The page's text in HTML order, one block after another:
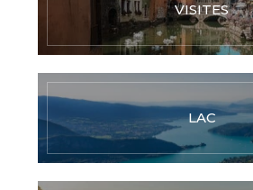
VISITES
LAC